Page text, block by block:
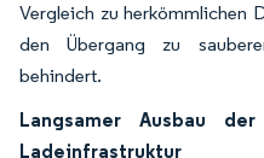
Vergleich zu herkömmlichen
den Übergang zu
behindert.
Langsamer Ausbau
Ladeinfrastruktur